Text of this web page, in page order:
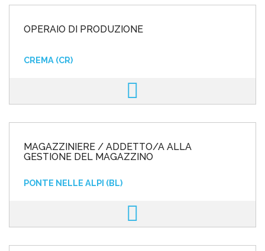
OPERAIO DI PRODUZIONE
CREMA (CR)
MAGAZZINIERE / ADDETTO/A ALLA
GESTIONE DEL MAGAZZINO
PONTE NELLE ALPI (BL)